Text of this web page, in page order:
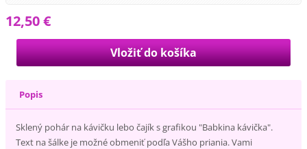
12,50 €
Popis
Sklený pohár na kávičku lebo čajík s grafikou "Babkina kávička".
Text na šálke je možné obmeniť podľa Vášho priania. Vami